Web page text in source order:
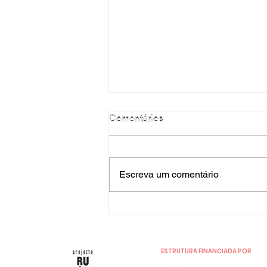
Comentários
Escreva um comentário
ESTRUTURA FINANCIADA POR